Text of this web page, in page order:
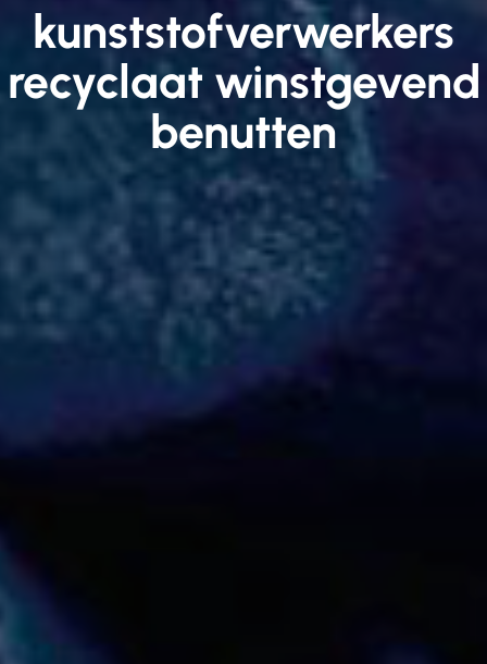
kunststofverwerkers
recyclaat winstgevend
benutten